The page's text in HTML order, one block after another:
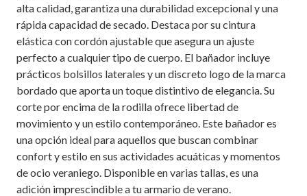
alta calidad, garantiza una durabilidad excepcional y una
rápida capacidad de secado. Destaca por su cintura
elástica con cordón ajustable que asegura un ajuste
perfecto a cualquier tipo de cuerpo. El bañador incluye
prácticos bolsillos laterales y un discreto logo de la marca
bordado que aporta un toque distintivo de elegancia. Su
corte por encima de la rodilla ofrece libertad de
movimiento y un estilo contemporáneo. Este bañador es
una opción ideal para aquellos que buscan combinar
confort y estilo en sus actividades acuáticas y momentos
de ocio veraniego. Disponible en varias tallas, es una
adición imprescindible a tu armario de verano.